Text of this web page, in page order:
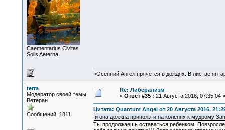
Сaementarius Civitas
Solis Aeterna
«Осенний Ангел прячется в дождях. В листве
terra
Модератор своей темы
Ветеран
Сообщений: 1811
Re: Либерализм
« Ответ #35 : 21 Августа 2016, 07:35:04 »
Цитата: Quantum Angel от 20 Августа 2016,
и она должна приползти на коленях к мудрому
Ты продолжаешь оставаться ребенком.